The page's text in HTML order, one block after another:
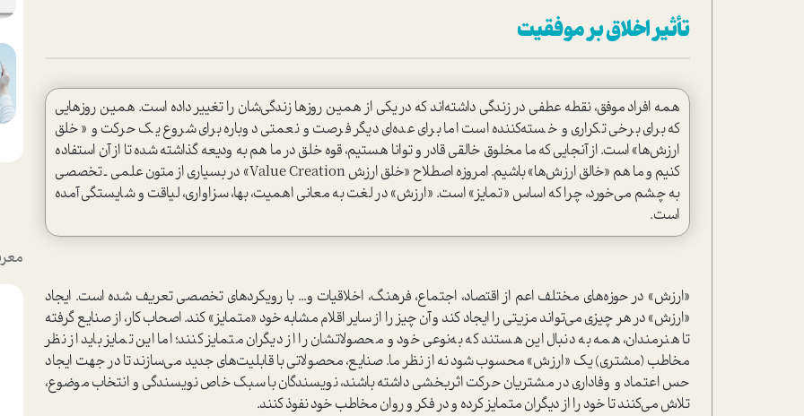
تأثير اخلاق بر موفقيت
همه افراد موفق، نقطه عطفی در زندگی داشته‌اند که در یکی از همین روزها زندگی‌شان را تغییر داده است. همین روزهایی
که برای برخی تکراری و خسته‌کننده است اما برای عده‌ای دیگر فرصت و نعمتی دوباره برای شروع یک حرکت و «خلق
ارزش‌ها» است. از آنجایی که ما مخلوق خالقی قادر و توانا هستیم، قوه خلق در ما هم به ودیعه گذاشته شده تا از آن استفاده
کنیم و ما هم «خالق ارزش‌ها» باشیم. امروزه اصطلاح «خلق‌ ارزش Value Creation» در بسیاری از متون علمی ـ تخصصی
به چشم ‌‌‌می‌خورد، چرا که اساس «تمایز» است. «ارزش» در لغت به معانی اهمیت، بها، سزاواری، لیاقت و شایستگی آمده
است.
«ارزش» در حوزه‌های مختلف اعم از اقتصاد، اجتماع، فرهنگ، اخلاقیات و... با رویکرد‌های تخصصی تعریف شده است. ایجاد
«ارزش» در هر چیزی ‌‌‌می‌تواند مزیتی را ایجاد کند و آن چیز را از سایر اقلام مشابه خود «متمایز» کند. اصحاب کار، از صنایع گرفته
تا هنرمندان، همه به دنبال این هستند که به‌نوعی خود و محصولاتشان را از دیگران متمایز کنند؛ اما این تمایز باید از نظر
مخاطب (مشتری) یک «ارزش» محسوب شود نه از نظر ما. صنایع، محصولاتی با قابلیت‌های جدید ‌‌‌می‌سازند تا در جهت ایجاد
حس اعتماد و وفاداری در مشتریان حرکت اثربخشی داشته باشند، نویسندگان با سبک خاص نویسندگی و انتخاب موضوع،
تلاش ‌‌‌می‌کنند تا خود را از دیگران متمایز کرده و در فکر و روان مخاطب خود نفوذ کنند.